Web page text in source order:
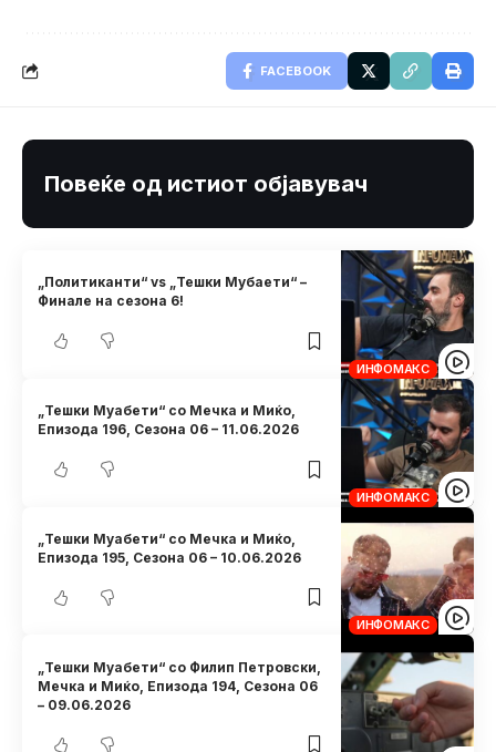
FACEBOOK
Повеќе од истиот објавувач
ИНФОМАКС
„Политиканти“ vs „Тешки Мубаети“ –
Финале на сезона 6!
ИНФОМАКС
„Тешки Муабети“ со Мечка и Миќо,
Eпизода 196, Сезона 06 – 11.06.2026
ИНФОМАКС
„Тешки Муабети“ со Мечка и Миќо,
Eпизода 195, Сезона 06 – 10.06.2026
„Тешки Муабети“ со Филип Петровски,
Мечка и Миќо, Eпизода 194, Сезона 06
– 09.06.2026